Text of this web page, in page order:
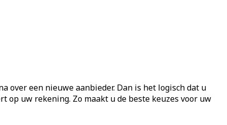
een nieuwe aanbieder. Dan is het logisch dat u
op uw rekening. Zo maakt u de beste keuzes voor uw